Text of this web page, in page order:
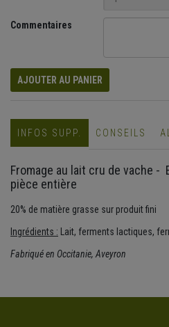
Commentaires
AJOUTER AU PANIER
INFOS SUPP. CONSEILS
Fromage au lait cru de vache -
pièce entière
20% de matière grasse sur produit fini
Ingrédients : Lait, ferments lactiques,
Fabriqué en Occitanie, Aveyron